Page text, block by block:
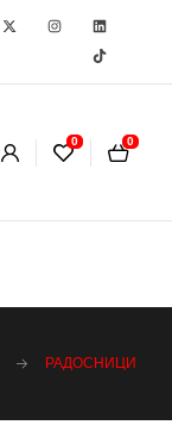
0 0
РАДОСНИЦИ